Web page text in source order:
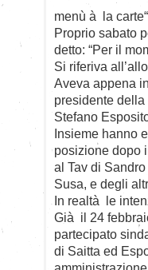
menù à la
Proprio sabato
detto: “Per il
Si riferiva
Aveva appena
presidente
Stefano
Insieme hanno
posizione dopo
al Tav di
Susa, e degli
In realtà le
Già il 24
partecipato
di Saitta ed